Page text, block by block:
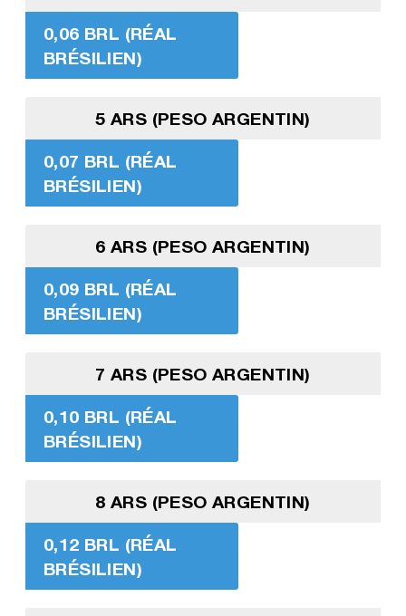
0,06 BRL (RÉAL
BRÉSILIEN)
5 ARS (PESO ARGENTIN)
0,07 BRL (RÉAL
BRÉSILIEN)
6 ARS (PESO ARGENTIN)
0,09 BRL (RÉAL
BRÉSILIEN)
7 ARS (PESO ARGENTIN)
0,10 BRL (RÉAL
BRÉSILIEN)
8 ARS (PESO ARGENTIN)
0,12 BRL (RÉAL
BRÉSILIEN)